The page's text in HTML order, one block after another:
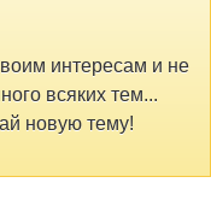
интересам и не
всяких тем...
новую тему!